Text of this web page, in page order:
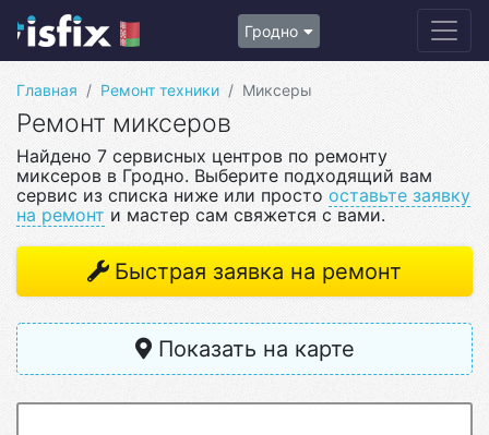
Гродно
Главная Ремонт техники Миксеры
Ремонт миксеров
Найдено 7 сервисных центров по ремонту
миксеров в Гродно. Выберите подходящий вам
сервис из списка ниже или просто оставьте заявку
на ремонт и мастер сам свяжется с вами.
Быстрая заявка на ремонт
Показать на карте